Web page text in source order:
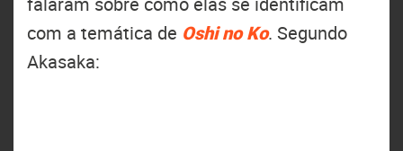
com a temática de Oshi no Ko. Segundo
Akasaka: